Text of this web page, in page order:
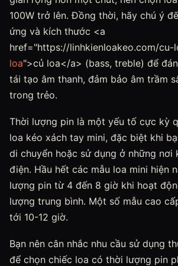
100W trở lên. Đồng thời, hãy chú ý
ứng và kích thước <a
href="https://linhkienloakeo.com/cu-
loa">củ loa</a> (bass, treble) để
tái tạo âm thanh, đảm bảo âm trầm
trong trẻo.
Thời lượng pin là một yếu tố cực kỳ
loa kéo xách tay mini, đặc biệt khi
di chuyển hoặc sử dụng ở những nơi
điện. Hầu hết các mẫu loa mini hiện
lượng pin từ 4 đến 8 giờ khi hoạt
lượng trung bình. Một số mẫu cao
tới 10-12 giờ.
Bạn nên cân nhắc nhu cầu sử dụng
để chọn chiếc loa có thời lượng pin